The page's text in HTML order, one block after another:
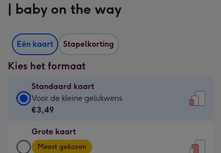
| baby on the way
Eén kaart Stapelkorting
Kies het formaat
Standaard kaart
Standaard
kaart
€3,49
-
Voor de kleine gelukwens
€3,49
Grote kaart
Grote
Meest gekozen